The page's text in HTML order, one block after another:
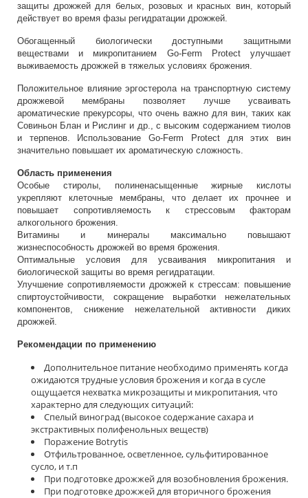
защиты дрожжей для белых, розовых и красных вин, который
действует во время фазы регидратации дрожжей.
Обогащенный биологически доступными защитными
веществами и микропитанием Go-Ferm Protect улучшает
выживаемость дрожжей в тяжелых условиях брожения.
Положительное влияние эргостерола на транспортную систему
дрожжевой мембраны позволяет лучше усваивать
ароматические прекурсоры, что очень важно для вин, таких как
Совиньон Блан и Рислинг и др., с высоким содержанием тиолов
и терпенов. Использование Go-Ferm Protect для этих вин
значительно повышает их ароматическую сложность.
Область применения
Особые стиролы, полиненасыщенные жирные кислоты
укрепляют клеточные мембраны, что делает их прочнее и
повышает сопротивляемость к стрессовым факторам
алкогольного брожения.
Витамины и минералы максимально повышают
жизнеспособность дрожжей во время брожения.
Оптимальные условия для усваивания микропитания и
биологической защиты во время регидратации.
Улучшение сопротивляемости дрожжей к стрессам: повышение
спиртоустойчивости, сокращение выработки нежелательных
компонентов, снижение нежелательной активности диких
дрожжей.
Рекомендации по применению
Дополнительное питание необходимо применять когда
ожидаются трудные условия брожения и когда в сусле
ощущается нехватка микрозащиты и микропитания, что
характерно для следующих ситуаций:
Cпелый виноград (высокое содержание сахара и
экстрактивных полифенольных веществ)
Поражение Botrytis
Отфильтрованное, осветленное, сульфитированное
сусло, и т.п
При подготовке дрожжей для возобновления брожения.
При подготовке дрожжей для вторичного брожения